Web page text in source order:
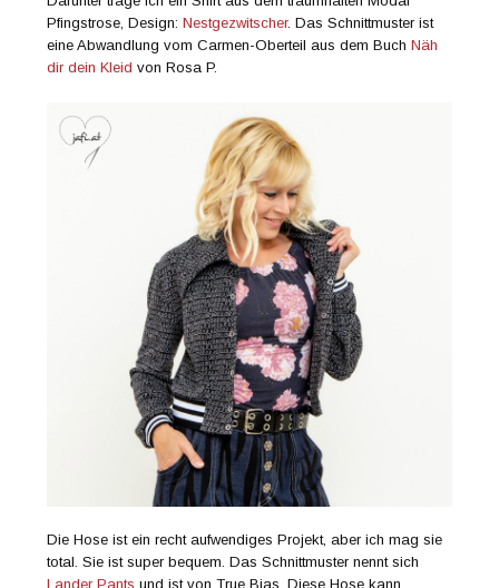
Pfingstrose, Design:Nestgezwitscher. Das Schnittmuster ist
eine Abwandlung vom Carmen-Oberteil aus dem BuchNäh
dir dein Kleid von Rosa P.
Die Hose ist ein recht aufwendiges Projekt, aber ich mag sie
total. Sie ist super bequem. Das Schnittmuster nennt sich
Lander Pants und ist von True Bias. Diese Hose kann